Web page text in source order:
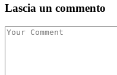
Lascia un commento